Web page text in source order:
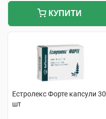
КУПИТИ
Естролекс Форте капсули 30
шт